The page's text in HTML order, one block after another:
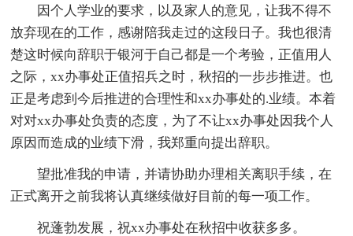
因个人学业的要求，以及家人的意见，让我不得不
放弃现在的工作，感谢陪我走过的这段日子。我也很清
楚这时候向辞职于银河于自己都是一个考验，正值用人
之际，xx办事处正值招兵之时，秋招的一步步推进。也
正是考虑到今后推进的合理性和xx办事处的.业绩。本着
对对xx办事处负责的态度，为了不让xx办事处因我个人
原因而造成的业绩下滑，我郑重向提出辞职。
望批准我的申请，并请协助办理相关离职手续，在
正式离开之前我将认真继续做好目前的每一项工作。
祝蓬勃发展，祝xx办事处在秋招中收获多多。